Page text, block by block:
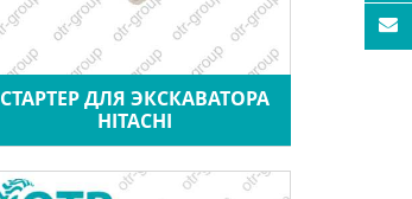
СТАРТЕР ДЛЯ ЭКСКАВАТОРА
HITACHI